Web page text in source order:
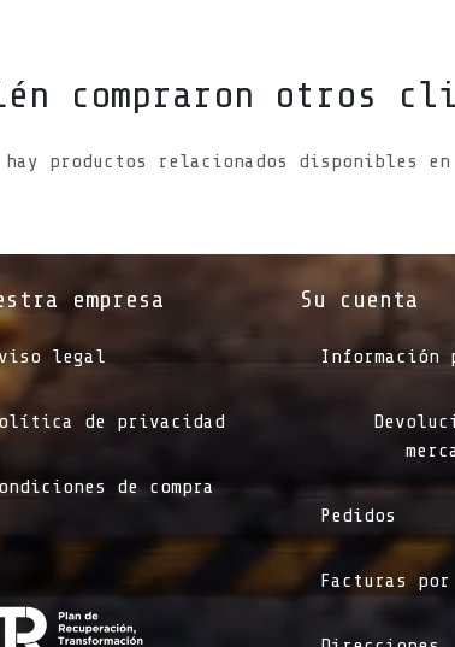
compraron otros
hay productos relacionados disponibles en
Su cuenta
Información
Pedidos
Facturas por
empresa
legal
de privacidad
de compra